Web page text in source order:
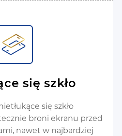
się szkło
się szkło
broni ekranu przed
nawet w najbardziej